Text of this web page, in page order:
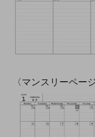
〈マンスリーペー